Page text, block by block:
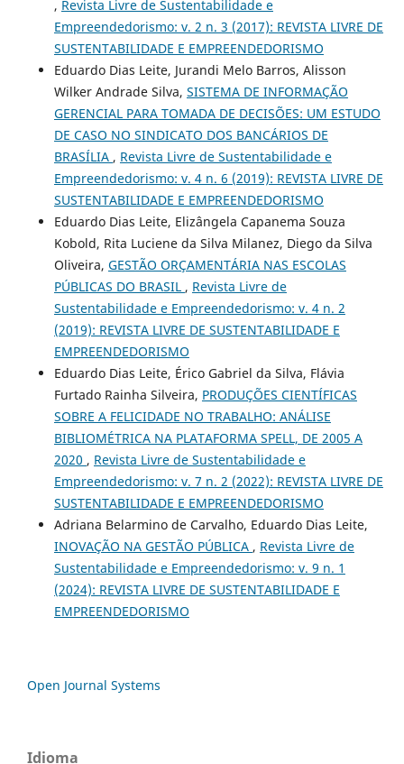
, Revista Livre de Sustentabilidade e
Empreendedorismo: v. 2 n. 3 (2017): REVISTA LIVRE DE
SUSTENTABILIDADE E EMPREENDEDORISMO
Eduardo Dias Leite, Jurandi Melo Barros, Alisson
Wilker Andrade Silva, SISTEMA DE INFORMAÇÃO
GERENCIAL PARA TOMADA DE DECISÕES: UM ESTUDO
DE CASO NO SINDICATO DOS BANCÁRIOS DE
BRASÍLIA , Revista Livre de Sustentabilidade e
Empreendedorismo: v. 4 n. 6 (2019): REVISTA LIVRE DE
SUSTENTABILIDADE E EMPREENDEDORISMO
Eduardo Dias Leite, Elizângela Capanema Souza
Kobold, Rita Luciene da Silva Milanez, Diego da Silva
Oliveira, GESTÃO ORÇAMENTÁRIA NAS ESCOLAS
PÚBLICAS DO BRASIL , Revista Livre de
Sustentabilidade e Empreendedorismo: v. 4 n. 2
(2019): REVISTA LIVRE DE SUSTENTABILIDADE E
EMPREENDEDORISMO
Eduardo Dias Leite, Érico Gabriel da Silva, Flávia
Furtado Rainha Silveira, PRODUÇÕES CIENTÍFICAS
SOBRE A FELICIDADE NO TRABALHO: ANÁLISE
BIBLIOMÉTRICA NA PLATAFORMA SPELL, DE 2005 A
2020 , Revista Livre de Sustentabilidade e
Empreendedorismo: v. 7 n. 2 (2022): REVISTA LIVRE DE
SUSTENTABILIDADE E EMPREENDEDORISMO
Adriana Belarmino de Carvalho, Eduardo Dias Leite,
INOVAÇÃO NA GESTÃO PÚBLICA , Revista Livre de
Sustentabilidade e Empreendedorismo: v. 9 n. 1
(2024): REVISTA LIVRE DE SUSTENTABILIDADE E
EMPREENDEDORISMO
Open Journal Systems
Idioma